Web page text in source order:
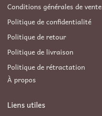
Conditions générales de vente
Politique de confidentialité
Politique de retour
Politique de livraison
Politique de rétractation
À propos
Liens utiles